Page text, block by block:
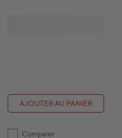
AJOUTER AU PANIER
Comparer